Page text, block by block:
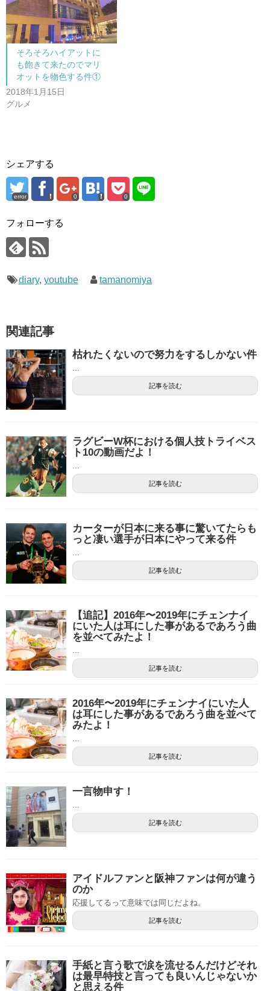
ン
ド
ウ
で
開
き
ま
す
)
そろそろハイアットに
も飽きて来たのでマリ
オットを物色する件①
2018年1月15日
グルメ
シェアする
error 0 0
フォローする
diary, youtube tamanomiya
関連記事
枯れたくないので努力をするしかない件
...
記事を読む
ラグビーW杯における個人技トライベス
ト10の動画だよ！
...
記事を読む
カーターが日本に来る事に驚いてたらも
っと凄い選手が日本にやって来る件
...
記事を読む
【追記】2016年〜2019年にチェンナイ
にいた人は耳にした事があるであろう曲
を並べてみたよ！
...
記事を読む
2016年〜2019年にチェンナイにいた人
は耳にした事があるであろう曲を並べて
みたよ！
...
記事を読む
一言物申す！
...
記事を読む
アイドルファンと阪神ファンは何が違う
のか
応援してるって意味では同じだよね。
記事を読む
手紙と言う歌で涙を流せるんだけどそれ
は最早特技と言っても良いんじゃないか
と思える件